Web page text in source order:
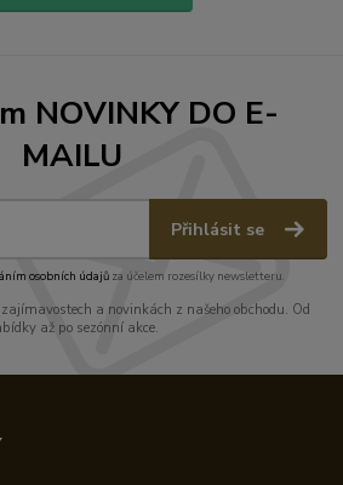
NOVINKY DO E-
MAILU
Přihlásit se
osobních údajůza účelem rozesílky newsletteru.
a novinkách z našeho obchodu. Od
až po sezónní akce.